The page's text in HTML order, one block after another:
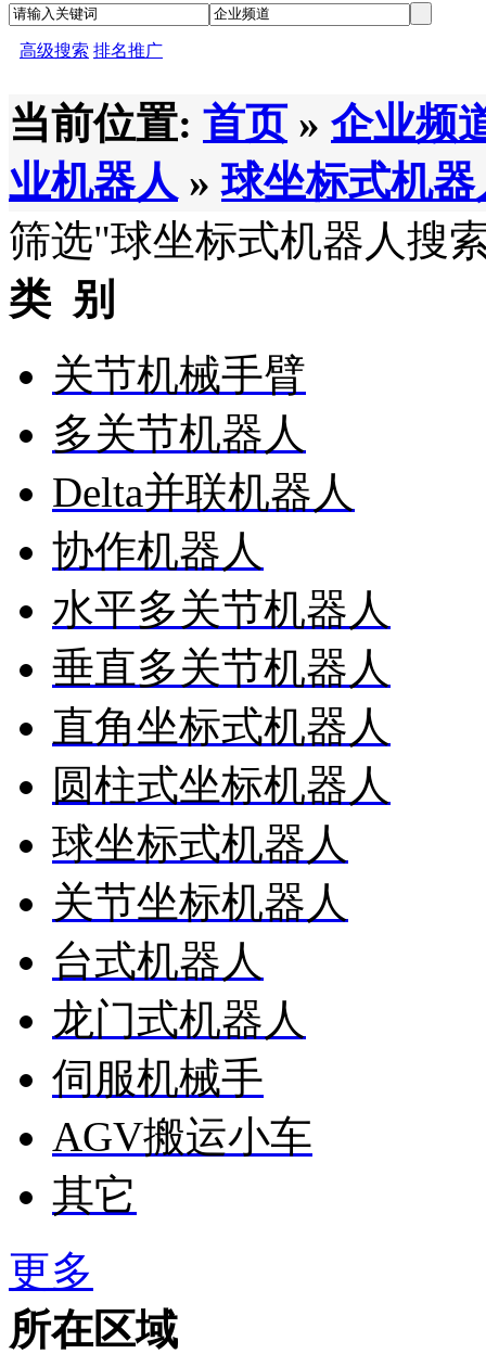
高级搜索 排名推广
当前位置: 首页 » 企业频
业机器人 »球坐标式机器
筛选"球坐标式机器人搜
类 别
关节机械手臂
多关节机器人
Delta并联机器人
协作机器人
水平多关节机器人
垂直多关节机器人
直角坐标式机器人
圆柱式坐标机器人
球坐标式机器人
关节坐标机器人
台式机器人
龙门式机器人
伺服机械手
AGV搬运小车
其它
更多
所在区域